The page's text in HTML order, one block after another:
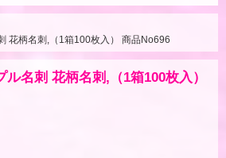
花柄名刺,（1箱100枚入） 商品No696
名刺 花柄名刺,（1箱100枚入）